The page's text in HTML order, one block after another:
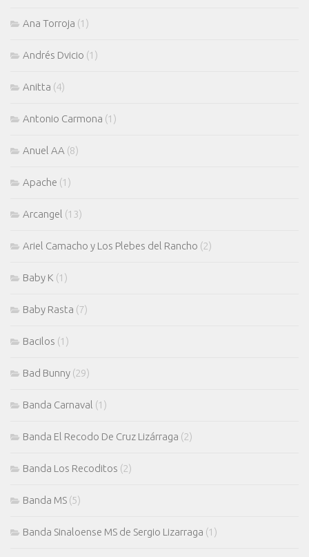
Ana Torroja (1)
Andrés Dvicio (1)
Anitta (4)
Antonio Carmona (1)
Anuel AA (8)
Apache (1)
Arcangel (13)
Ariel Camacho y Los Plebes del Rancho (2)
Baby K (1)
Baby Rasta (7)
Bacilos (1)
Bad Bunny (29)
Banda Carnaval (1)
Banda El Recodo De Cruz Lizárraga (2)
Banda Los Recoditos (2)
Banda MS (5)
Banda Sinaloense MS de Sergio Lizarraga (1)